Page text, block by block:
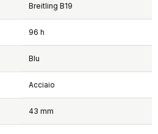
Breitling B19
96 h
Blu
Acciaio
43 mm